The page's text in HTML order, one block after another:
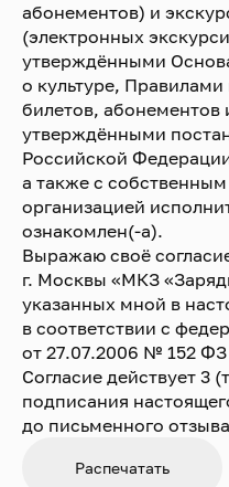
абонементов) и
(электронных
утверждёнными
о культуре,
билетов, абонементов
утверждёнными
Российской
а также с
организацией
ознакомлен(-а).
Выражаю своё
г. Москвы «МКЗ
указанных мной в
в соответствии с
от 27.07.2006 № 152
Согласие действует 3
подписания
до письменного